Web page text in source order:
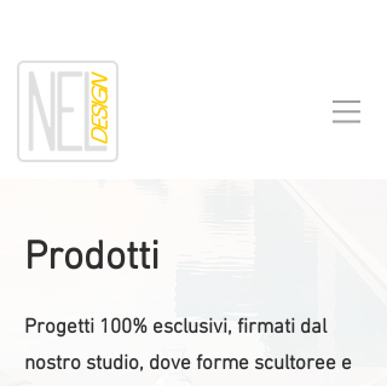
Prodotti
Progetti 100% esclusivi, firmati dal
nostro studio, dove forme scultoree e